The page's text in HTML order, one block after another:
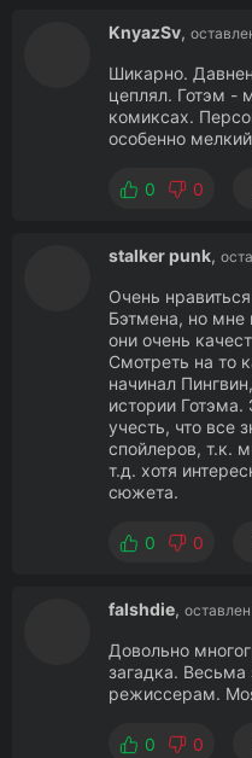
KnyazSv,
Шикарно.
цеплял. Готэм -
комиксах.
особенно
0 0
stalker punk,
Очень
Бэтмена, но мне
они очень
Смотреть на то
начинал
истории
учесть, что все
спойлеров, т.к.
т.д. хотя
сюжета.
0 0
falshdie,
Довольно
загадка. Весьма
режиссерам.
0 0